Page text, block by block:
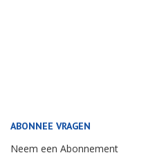
ABONNEE VRAGEN
Neem een Abonnement